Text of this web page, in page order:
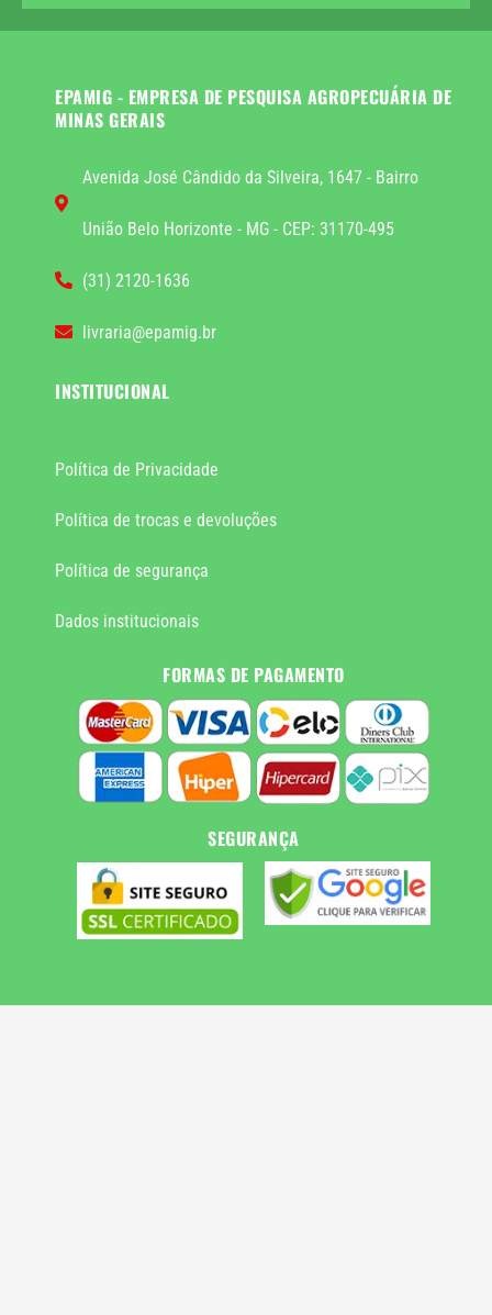
EPAMIG - EMPRESA DE PESQUISA AGROPECUÁRIA DE
MINAS GERAIS
Avenida José Cândido da Silveira, 1647 - Bairro
União Belo Horizonte - MG - CEP: 31170-495
(31) 2120-1636
livraria@epamig.br
INSTITUCIONAL
Política de Privacidade
Política de trocas e devoluções
Política de segurança
Dados institucionais
FORMAS DE PAGAMENTO
SEGURANÇA